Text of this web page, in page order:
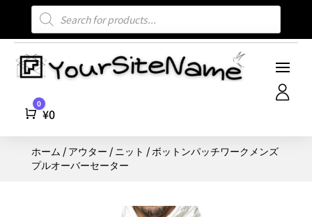
商
索
Cart
0
¥0
ホーム / アウター / ニット / ボットンパッチワークメンズ
プルオーバーセーター